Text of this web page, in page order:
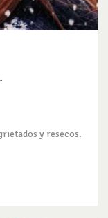
y resecos.